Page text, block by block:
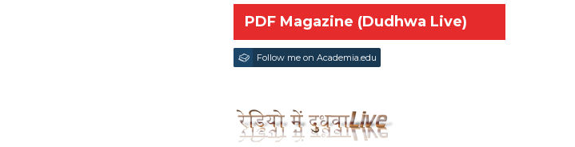
PDF Magazine (Dudhwa Live)
Follow me on Academia.edu